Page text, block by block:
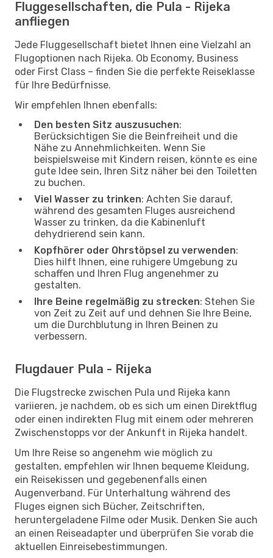
Fluggesellschaften, die Pula - Rijeka
anfliegen
Jede Fluggesellschaft bietet Ihnen eine Vielzahl an
Flugoptionen nach Rijeka. Ob Economy, Business
oder First Class – finden Sie die perfekte Reiseklasse
für Ihre Bedürfnisse.
Wir empfehlen Ihnen ebenfalls:
Den besten Sitz auszusuchen:
Berücksichtigen Sie die Beinfreiheit und die
Nähe zu Annehmlichkeiten. Wenn Sie
beispielsweise mit Kindern reisen, könnte es eine
gute Idee sein, Ihren Sitz näher bei den Toiletten
zu buchen.
Viel Wasser zu trinken: Achten Sie darauf,
während des gesamten Fluges ausreichend
Wasser zu trinken, da die Kabinenluft
dehydrierend sein kann.
Kopfhörer oder Ohrstöpsel zu verwenden:
Dies hilft Ihnen, eine ruhigere Umgebung zu
schaffen und Ihren Flug angenehmer zu
gestalten.
Ihre Beine regelmäßig zu strecken: Stehen Sie
von Zeit zu Zeit auf und dehnen Sie Ihre Beine,
um die Durchblutung in Ihren Beinen zu
verbessern.
Flugdauer Pula - Rijeka
Die Flugstrecke zwischen Pula und Rijeka kann
variieren, je nachdem, ob es sich um einen Direktflug
oder einen indirekten Flug mit einem oder mehreren
Zwischenstopps vor der Ankunft in Rijeka handelt.
Um Ihre Reise so angenehm wie möglich zu
gestalten, empfehlen wir Ihnen bequeme Kleidung,
ein Reisekissen und gegebenenfalls einen
Augenverband. Für Unterhaltung während des
Fluges eignen sich Bücher, Zeitschriften,
heruntergeladene Filme oder Musik. Denken Sie auch
an einen Reiseadapter und überprüfen Sie vorab die
aktuellen Einreisebestimmungen.